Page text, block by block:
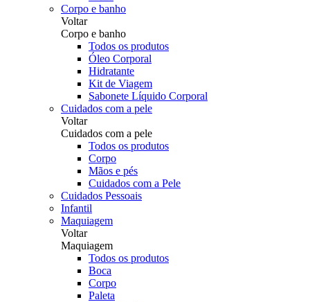
Corpo e banho
Voltar
Corpo e banho
Todos os produtos
Óleo Corporal
Hidratante
Kit de Viagem
Sabonete Líquido Corporal
Cuidados com a pele
Voltar
Cuidados com a pele
Todos os produtos
Corpo
Mãos e pés
Cuidados com a Pele
Cuidados Pessoais
Infantil
Maquiagem
Voltar
Maquiagem
Todos os produtos
Boca
Corpo
Paleta